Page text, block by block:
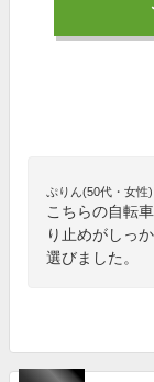
ぷりん(50代・女性)
こちらの自転
り止めがしっ
選びました。